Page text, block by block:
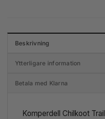
Beskrivning
Ytterligare information
Betala med Klarna
Komperdell Chilkoot Trail